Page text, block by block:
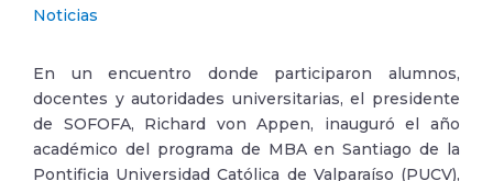
Noticias
En un encuentro donde participaron alumnos,
docentes y autoridades universitarias, el presidente
de SOFOFA, Richard von Appen, inauguró el año
académico del programa de MBA en Santiago de la
Pontificia Universidad Católica de Valparaíso (PUCV),